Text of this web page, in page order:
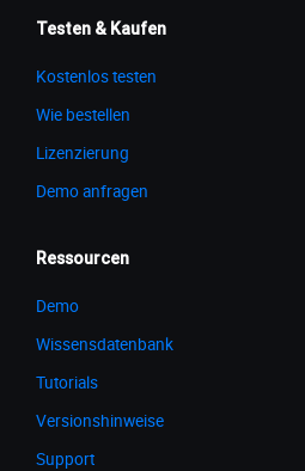
Testen & Kaufen
Kostenlos testen
Wie bestellen
Lizenzierung
Demo anfragen
Ressourcen
Demo
Wissensdatenbank
Tutorials
Versionshinweise
Support